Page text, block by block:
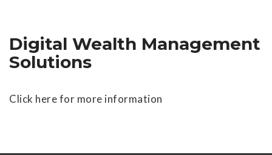
Digital Wealth Management
Solutions
Click here for more information